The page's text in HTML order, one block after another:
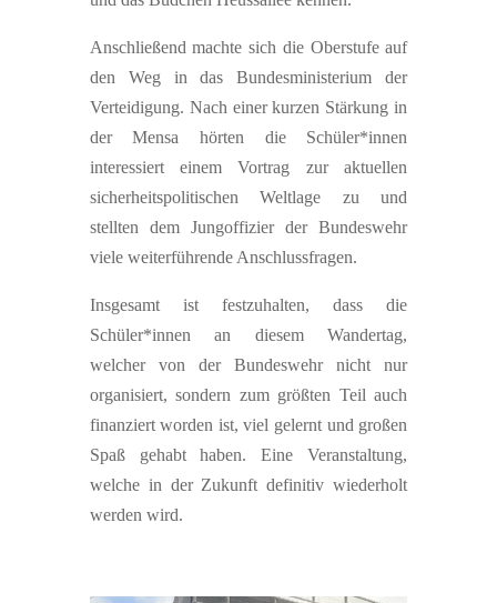
Anschließend machte sich die Oberstufe auf
den Weg in das Bundesministerium der
Verteidigung. Nach einer kurzen Stärkung in
der Mensa hörten die Schüler*innen
interessiert einem Vortrag zur aktuellen
sicherheitspolitischen Weltlage zu und
stellten dem Jungoffizier der Bundeswehr
viele weiterführende Anschlussfragen.
Insgesamt ist festzuhalten, dass die
Schüler*innen an diesem Wandertag,
welcher von der Bundeswehr nicht nur
organisiert, sondern zum größten Teil auch
finanziert worden ist, viel gelernt und großen
Spaß gehabt haben. Eine Veranstaltung,
welche in der Zukunft definitiv wiederholt
werden wird.